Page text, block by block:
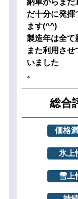
だ十分に発揮
ます(^^)
製造年は全て
また利用さ
いました
。
総合
価格
氷上
雪上